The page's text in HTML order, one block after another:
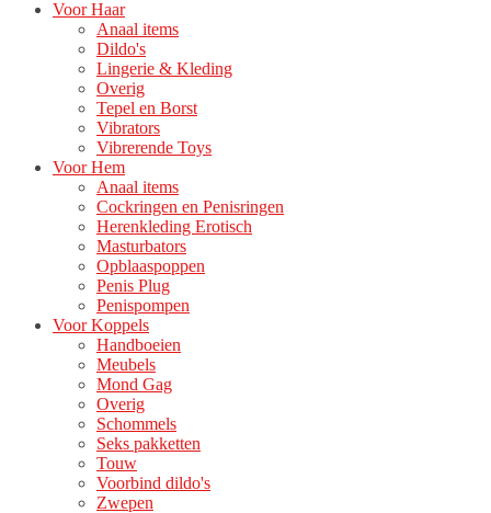
Voor Haar
Anaal items
Dildo's
Lingerie & Kleding
Overig
Tepel en Borst
Vibrators
Vibrerende Toys
Voor Hem
Anaal items
Cockringen en Penisringen
Herenkleding Erotisch
Masturbators
Opblaaspoppen
Penis Plug
Penispompen
Voor Koppels
Handboeien
Meubels
Mond Gag
Overig
Schommels
Seks pakketten
Touw
Voorbind dildo's
Zwepen